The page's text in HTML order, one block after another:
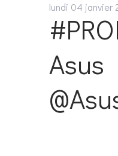
lundi 04 janvier
Asus